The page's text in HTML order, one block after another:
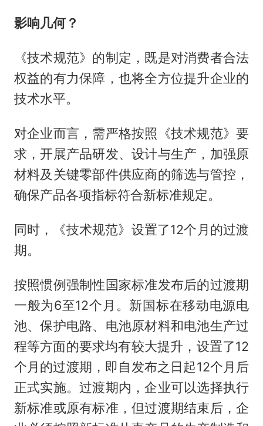
影响几何？
《技术规范》的制定，既是对消费者合法
权益的有力保障，也将全方位提升企业的
技术水平。
对企业而言，需严格按照《技术规范》要
求，开展产品研发、设计与生产，加强原
材料及关键零部件供应商的筛选与管控，
确保产品各项指标符合新标准规定。
同时，《技术规范》设置了12个月的过渡
期。
按照惯例强制性国家标准发布后的过渡期
一般为6至12个月。新国标在移动电源电
池、保护电路、电池原材料和电池生产过
程等方面的要求均有较大提升，设置了12
个月的过渡期，即自发布之日起12个月后
正式实施。过渡期内，企业可以选择执行
新标准或原有标准，但过渡期结束后，企